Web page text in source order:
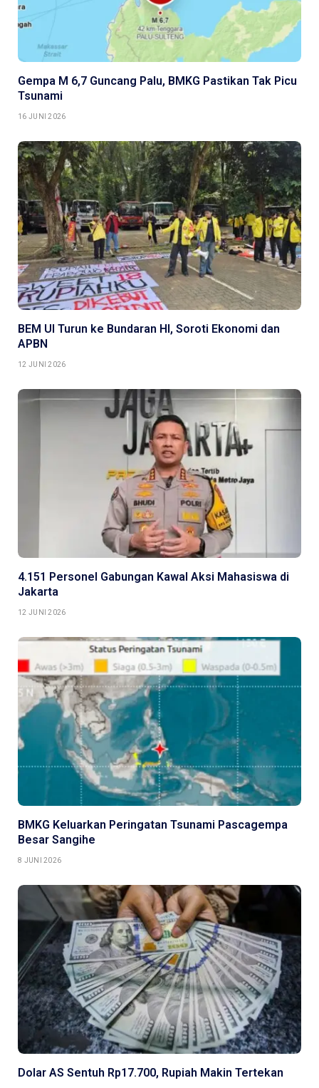
Gempa M 6,7 Guncang Palu, BMKG Pastikan Tak Picu
Tsunami
16 JUNI 2026
BEM UI Turun ke Bundaran HI, Soroti Ekonomi dan
APBN
12 JUNI 2026
4.151 Personel Gabungan Kawal Aksi Mahasiswa di
Jakarta
12 JUNI 2026
BMKG Keluarkan Peringatan Tsunami Pascagempa
Besar Sangihe
8 JUNI 2026
Dolar AS Sentuh Rp17.700, Rupiah Makin Tertekan